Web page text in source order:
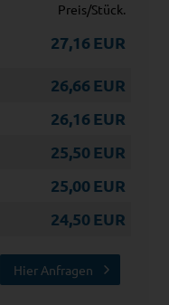
Preis/Stück.
27,16EUR
26,66 EUR
26,16EUR
25,50EUR
25,00EUR
24,50EUR
Hier Anfragen